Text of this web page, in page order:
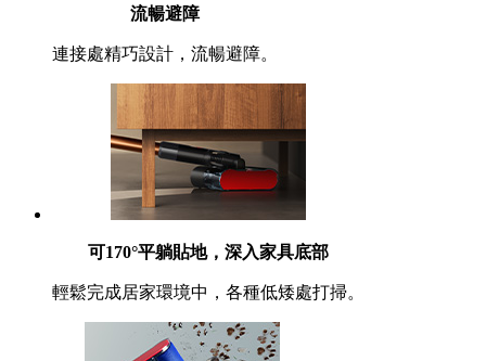
流暢避障
連接處精巧設計，流暢避障。
可170°平躺貼地，深入家具底部
輕鬆完成居家環境中，各種低矮處打掃。